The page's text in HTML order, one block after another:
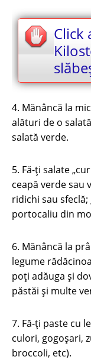
Click
4. Mănâncă la
alături de o
salată verde.
5. Fă-ţi salate
ceapă verde sau
ridichi sau
portocaliu din
6. Mănâncă la
legume
poţi adăuga şi
păstăi şi multe
7. Fă-ţi paste cu
culori, gogoşari,
broccoli, etc).